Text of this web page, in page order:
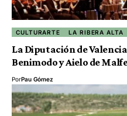
CULTURARTE LA RIBERA ALTA
La Diputación de
Benimodo y Aielo de
PorPau Gómez